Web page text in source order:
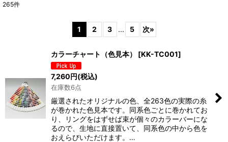
絞り込む
265件
1 2 3 ... 5 次»
カラーチャート（色見本） [KK-TC001]
7,260円(税込)
在庫数6点
厳選されたオリジナルの色、全263色の実際の糸
が巻かれた色見本です。同系色ごとに巻かれてお
り、リングをはずせば束が個々のカラーバーにな
るので、生地に直接置いて、同系色の中から色を
おえらびいただけます。…